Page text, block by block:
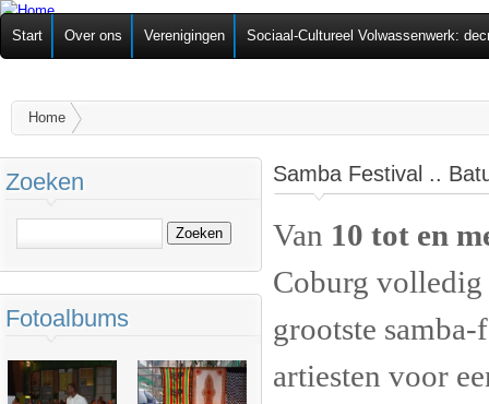
Federatie van
Zelforganisaties
Start Over ons Verenigingen Sociaal-Cultureel Volwassenwerk:
U bent hier
Home
Samba Festival ..
Van 10 tot en
Coburg volledig
grootste
artiesten voor
Zoeken
Fotoalbums